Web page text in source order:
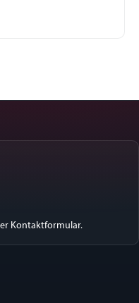
Kontaktformular.